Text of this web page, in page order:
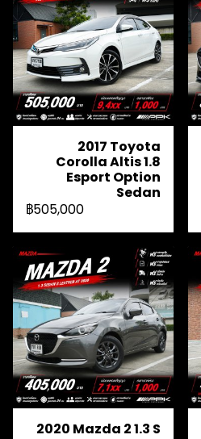
2017 Toyota
Corolla Altis 1.8
Esport Option
Sedan
฿505,000
2020 Mazda 2 1.3 S